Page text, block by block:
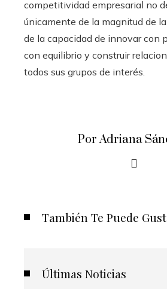
competitividad empresarial no
únicamente de la magnitud de
de la capacidad de innovar con
con equilibrio y construir
todos sus grupos de interés.
Por Adriana
También Te Puede
Últimas Noticias